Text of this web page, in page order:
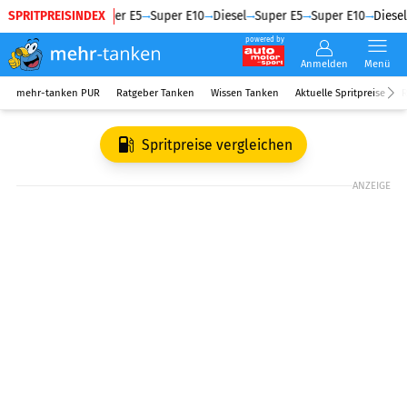
SPRITPREISINDEX
Diesel Super E5 Super E10 Diesel Super E5 Super E10 Diesel
powered by
Anmelden Menü
mehr-tanken PUR Ratgeber Tanken Wissen Tanken Aktuelle Spritpreise
Spritpreise vergleichen
ANZEIGE